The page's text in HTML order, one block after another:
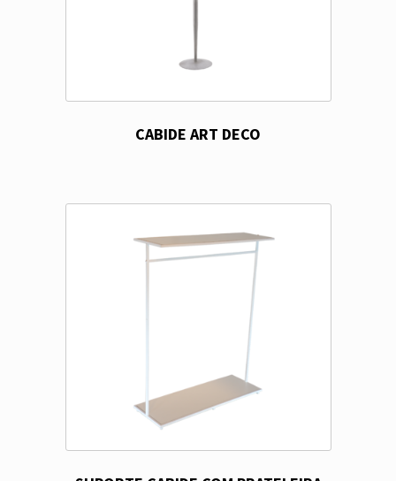
CABIDE ART DECO